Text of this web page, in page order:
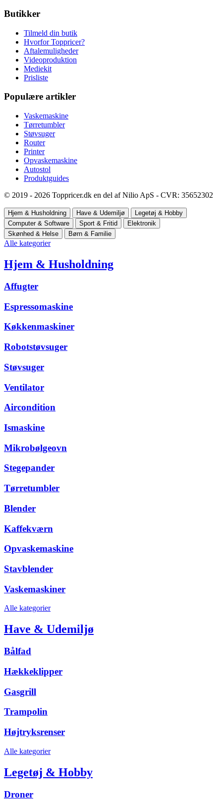
Butikker
Tilmeld din butik
Hvorfor Toppricer?
Aftalemuligheder
Videoproduktion
Mediekit
Prisliste
Populære artikler
Vaskemaskine
Tørretumbler
Støvsuger
Router
Printer
Opvaskemaskine
Autostol
Produktguides
© 2019 - 2026 Toppricer.dk en del af Nilio ApS - CVR: 35652302
Hjem & Husholdning Have & Udemiljø
Legetøj & Hobby
Computer & Software
Sport & Fritid
Elektronik
Skønhed & Helse
Børn & Familie
Alle kategorier
Hjem & Husholdning
Affugter
Espressomaskine
Køkkenmaskiner
Robotstøvsuger
Støvsuger
Ventilator
Aircondition
Ismaskine
Mikrobølgeovn
Stegepander
Tørretumbler
Blender
Kaffekværn
Opvaskemaskine
Stavblender
Vaskemaskiner
Alle kategorier
Have & Udemiljø
Bålfad
Hækkeklipper
Gasgrill
Trampolin
Højtryksrenser
Alle kategorier
Legetøj & Hobby
Droner